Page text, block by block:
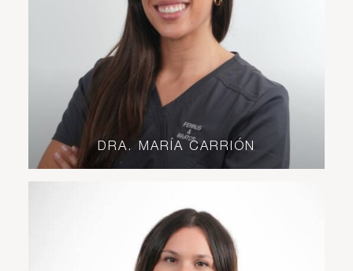
DRA. MARÍA CARRIÓN